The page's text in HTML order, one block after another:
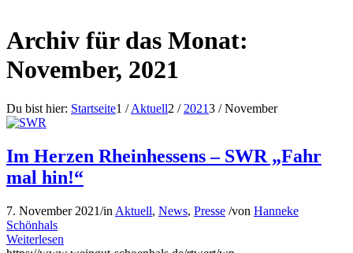
Archiv für das Monat:
November, 2021
Du bist hier: Startseite1 / Aktuell2 / 20213 / November
Im Herzen Rheinhessens – SWR „Fahr
mal hin!“
7. November 2021/in Aktuell, News, Presse /von Hanneke
Schönhals
Weiterlesen